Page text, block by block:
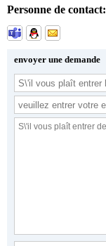
Personne de contact:
envoyer une demande